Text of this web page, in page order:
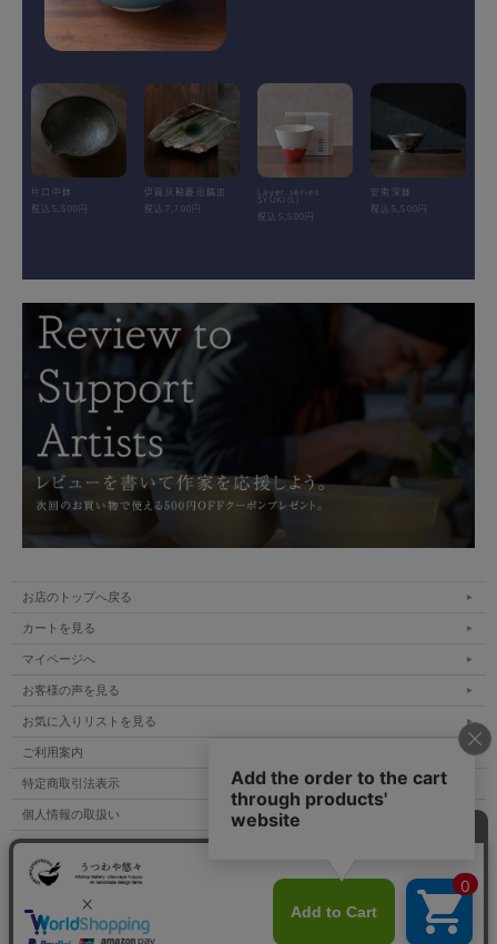
片口中鉢
税込5,500円
伊賀灰釉菱形鎬皿
税込7,700円
Layer.series
SYUKI(L)
税込5,500円
安南深鉢
税込5,500円
お店のトップへ戻る
カートを見る
マイページへ
お客様の声を見る
お気に入りリストを見る
ご利用案内
特定商取引法表示
個人情報の取扱い
サイトマップ
メルマガ登録
お問い合わせ